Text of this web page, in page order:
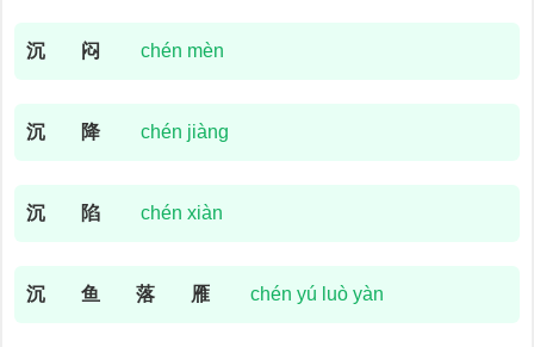
沉 闷 chén mèn
沉 降 chén jiàng
沉 陷 chén xiàn
沉 鱼 落 雁 chén yú luò yàn